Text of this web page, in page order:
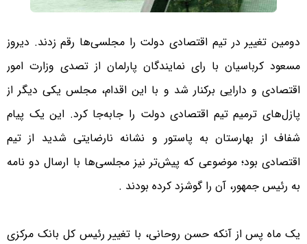
دومین تغییر در تیم اقتصادی دولت را مجلسی‌ها رقم زدند. دیروز
مسعود کرباسیان با رای نمایندگان پارلمان از تصدی وزارت امور
اقتصادی و دارایی برکنار شد و با این اقدام، مجلس یکی دیگر از
پازل‌های ترمیم تیم اقتصادی دولت را جابه‌جا کرد. این یک پیام
شفاف از بهارستان به پاستور و نشانه نارضایتی شدید از تیم
اقتصادی بود؛ موضوعی که پیش‌تر نیز مجلسی‌ها با ارسال دو نامه
به رئیس جمهور، آن را گوشزد کرده بودند .
یک ماه پس از آنکه حسن روحانی، با تغییر رئیس کل بانک مرکزی